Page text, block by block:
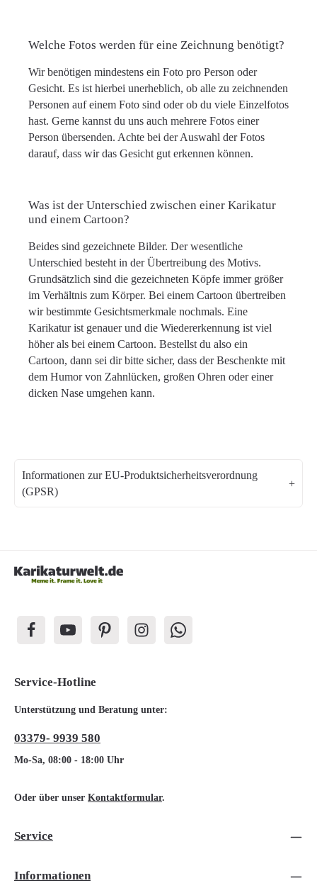
Welche Fotos werden für eine Zeichnung benötigt?
Wir benötigen mindestens ein Foto pro Person oder
Gesicht. Es ist hierbei unerheblich, ob alle zu zeichnenden
Personen auf einem Foto sind oder ob du viele Einzelfotos
hast. Gerne kannst du uns auch mehrere Fotos einer
Person übersenden. Achte bei der Auswahl der Fotos
darauf, dass wir das Gesicht gut erkennen können.
Was ist der Unterschied zwischen einer Karikatur
und einem Cartoon?
Beides sind gezeichnete Bilder. Der wesentliche
Unterschied besteht in der Übertreibung des Motivs.
Grundsätzlich sind die gezeichneten Köpfe immer größer
im Verhältnis zum Körper. Bei einem Cartoon übertreiben
wir bestimmte Gesichtsmerkmale nochmals. Eine
Karikatur ist genauer und die Wiedererkennung ist viel
höher als bei einem Cartoon. Bestellst du also ein
Cartoon, dann sei dir bitte sicher, dass der Beschenkte mit
dem Humor von Zahnlücken, großen Ohren oder einer
dicken Nase umgehen kann.
Informationen zur EU-Produktsicherheitsverordnung
(GPSR)
Service-Hotline
Unterstützung und Beratung unter:
03379- 9939 580
Mo-Sa, 08:00 - 18:00 Uhr
Oder über unser Kontaktformular.
Service
Informationen